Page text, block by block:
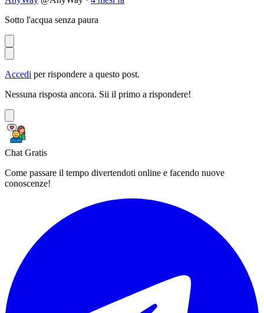
Sotto l'acqua senza paura
Accedi per rispondere a questo post.
Nessuna risposta ancora. Sii il primo a rispondere!
Chat Gratis
Come passare il tempo divertendoti online e facendo nuove
conoscenze!